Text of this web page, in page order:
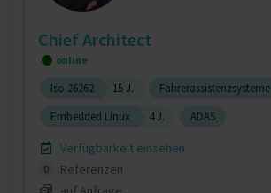
Chief Architect
online
Iso 26262 15 J. Fahrerassistenzsysteme
Embedded Linux
4 J. ADAS
Verfügbarkeit einsehen
0
Referenzen